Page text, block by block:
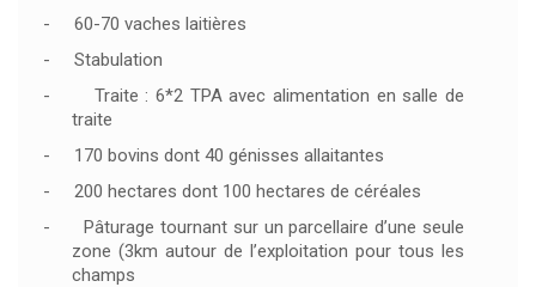
-
60-70 vaches laitières
-
Stabulation
-
Traite : 6*2 TPA avec alimentation en salle de
traite
-
170 bovins dont 40 génisses allaitantes
-
200 hectares dont 100 hectares de céréales
-
Pâturage tournant sur un parcellaire d’une seule
zone (3km autour de l’exploitation pour tous les
champs